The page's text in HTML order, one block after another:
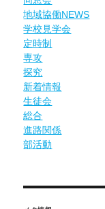
地域協働NEWS
学校見学会
定時制
専攻
探究
新着情報
生徒会
総合
進路関係
部活動